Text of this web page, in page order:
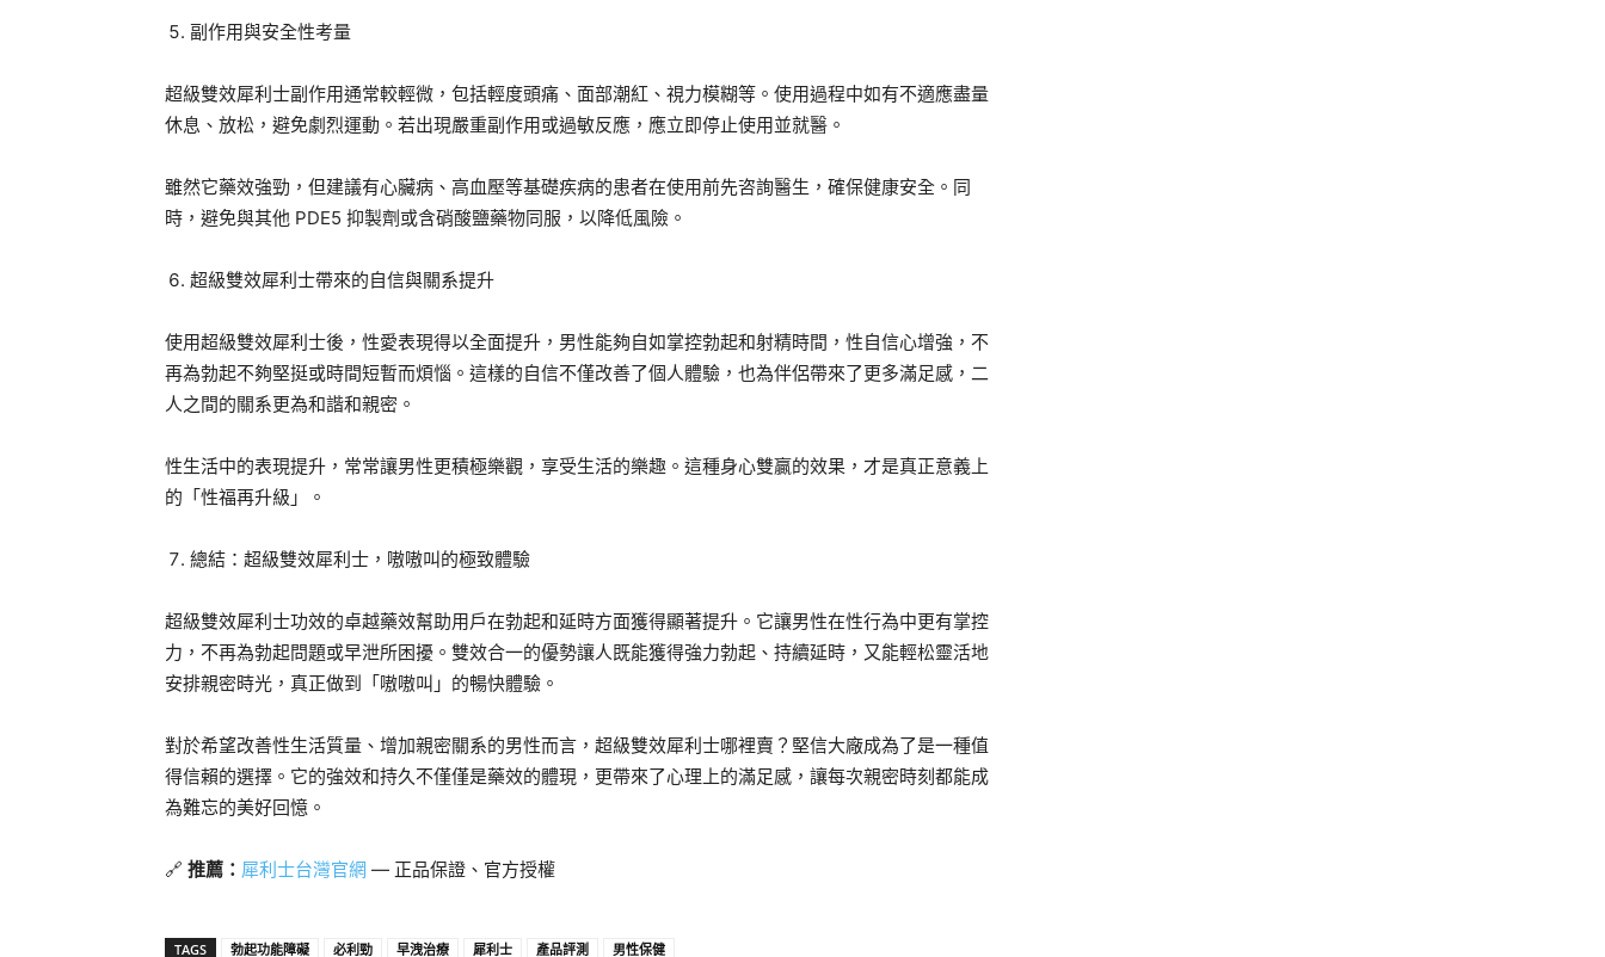
副作用與安全性考量
超級雙效犀利士副作用通常較輕微，包括輕度頭痛、面部潮紅、視力模糊等。使用過程中如有不適應盡量
休息、放松，避免劇烈運動。若出現嚴重副作用或過敏反應，應立即停止使用並就醫。
雖然它藥效強勁，但建議有心臟病、高血壓等基礎疾病的患者在使用前先咨詢醫生，確保健康安全。同
時，避免與其他 PDE5 抑製劑或含硝酸鹽藥物同服，以降低風險。
超級雙效犀利士帶來的自信與關系提升
使用超級雙效犀利士後，性愛表現得以全面提升，男性能夠自如掌控勃起和射精時間，性自信心增強，不
再為勃起不夠堅挺或時間短暫而煩惱。這樣的自信不僅改善了個人體驗，也為伴侶帶來了更多滿足感，二
人之間的關系更為和諧和親密。
性生活中的表現提升，常常讓男性更積極樂觀，享受生活的樂趣。這種身心雙贏的效果，才是真正意義上
的「性福再升級」。
總結：超級雙效犀利士，嗷嗷叫的極致體驗
超級雙效犀利士功效的卓越藥效幫助用戶在勃起和延時方面獲得顯著提升。它讓男性在性行為中更有掌控
力，不再為勃起問題或早泄所困擾。雙效合一的優勢讓人既能獲得強力勃起、持續延時，又能輕松靈活地
安排親密時光，真正做到「嗷嗷叫」的暢快體驗。
對於希望改善性生活質量、增加親密關系的男性而言，超級雙效犀利士哪裡賣？堅信大廠成為了是一種值
得信賴的選擇。它的強效和持久不僅僅是藥效的體現，更帶來了心理上的滿足感，讓每次親密時刻都能成
為難忘的美好回憶。
🔗 推薦： 犀利士台灣官網 — 正品保證、官方授權
TAGS 勃起功能障礙 必利勁 早洩治療 犀利士 產品評測 男性保健